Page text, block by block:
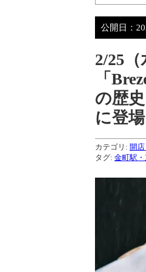
公開日：
2/25
「
の歴
に登場
カテゴリ: 開
タグ: 金町駅